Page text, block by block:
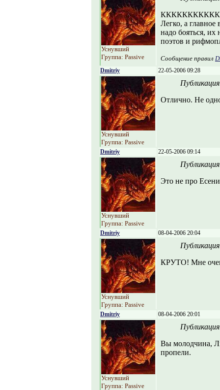
Уснувший
Группа: Passive
Легко, а главное
надо бояться,
поэтов и
Сообщение правил
Dmitriy 22-05-2006 09:28
Уснувший
Группа: Passive
Отлично. Не
Dmitriy 22-05-2006 09:14
Уснувший
Группа: Passive
Это не про
Dmitriy 08-04-2006 20:04
Уснувший
Группа: Passive
КРУТО! Мне
Dmitriy 08-04-2006 20:01
Уснувший
Группа: Passive
Вы молодчина,
пропели.